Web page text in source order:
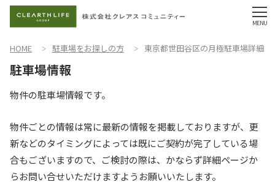
HOME 駐車場をお探しの方 東京都世田谷区の月極駐車場詳細
物件の駐車場情報です。
物件ごとの情報は常に最新の情報を掲載しておりますが、更
新などのタイミングによっては既にご契約が完了している場
合もございますので、ご検討の際は、かならず詳細ページか
らお問い合せいただけますようお願いいたします。